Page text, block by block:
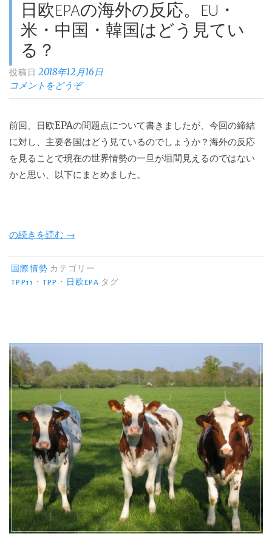
土。
は？”
日欧EPAの海外の反応。EU・
米・中国・韓国はどう見てい
る？
投稿日2018年12月16日
コメントをどうぞ
前回、日欧EPAの問題点について書きましたが、今回の締結
に対し、主要各国はどう見ているのでしょうか？海外の反応
を見ることで現在の世界情勢の一旦が垣間見えるのではない
かと思い、以下にまとめました。
“日
EPA
の
反
応。
EU・
中
国・
韓
国
は
ど
う
見
の続きを読む →
国際情勢 カテゴリー
TPP11
・ TPP ・ 日欧EPA タグ